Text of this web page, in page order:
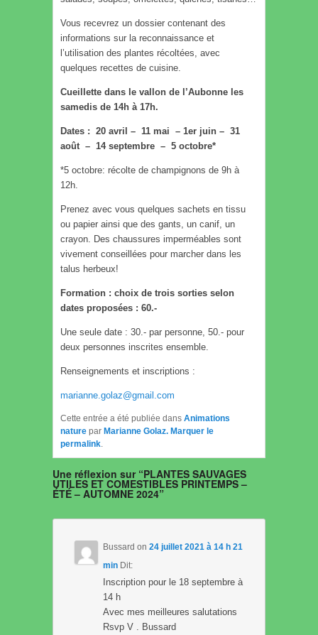
Vous recevrez un dossier contenant des
informations sur la reconnaissance et
l’utilisation des plantes récoltées, avec
quelques recettes de cuisine.
Cueillette dans le vallon de l’Aubonne les
samedis de 14h à 17h.
Dates : 20 avril – 11 mai – 1er juin – 31
août – 14 septembre – 5 octobre*
*5 octobre: récolte de champignons de 9h à
12h.
Prenez avec vous quelques sachets en tissu
ou papier ainsi que des gants, un canif, un
crayon. Des chaussures imperméables sont
vivement conseillées pour marcher dans les
talus herbeux!
Formation : choix de trois sorties selon
dates proposées : 60.-
Une seule date : 30.- par personne, 50.- pour
deux personnes inscrites ensemble.
Renseignements et inscriptions :
marianne.golaz@gmail.com
Cette entrée a été publiée dans Animations
nature par Marianne Golaz. Marquer le
permalink.
Une réflexion sur “PLANTES SAUVAGES
UTILES ET COMESTIBLES PRINTEMPS –
ÉTÉ – AUTOMNE 2024”
Bussard on24 juillet 2021 à 14 h 21
min Dit:
Inscription pour le 18 septembre à
14 h
Avec mes meilleures salutations
Rsvp V . Bussard